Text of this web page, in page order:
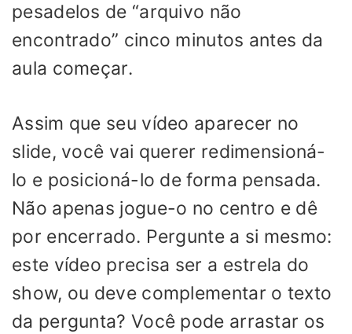
pesadelos de “arquivo não
encontrado” cinco minutos antes da
aula começar.
Assim que seu vídeo aparecer no
slide, você vai querer redimensioná-
lo e posicioná-lo de forma pensada.
Não apenas jogue-o no centro e dê
por encerrado. Pergunte a si mesmo:
este vídeo precisa ser a estrela do
show, ou deve complementar o texto
da pergunta? Você pode arrastar os